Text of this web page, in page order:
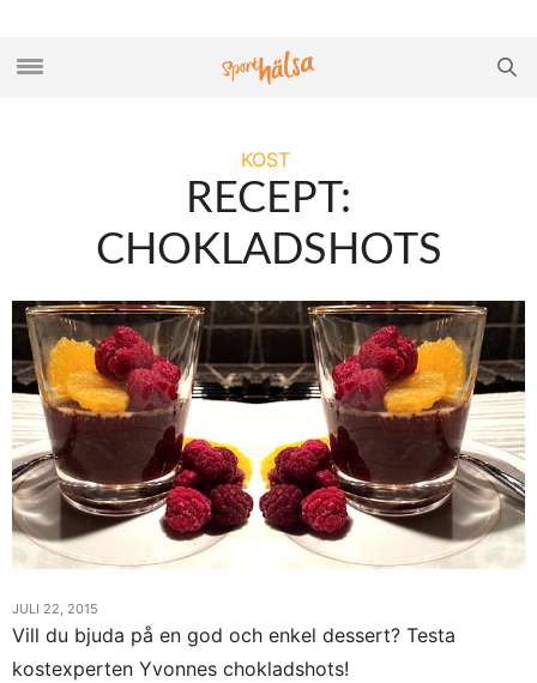
KOST
RECEPT:
CHOKLADSHOTS
JULI 22, 2015
Vill du bjuda på en god och enkel dessert? Testa
kostexperten Yvonnes chokladshots!